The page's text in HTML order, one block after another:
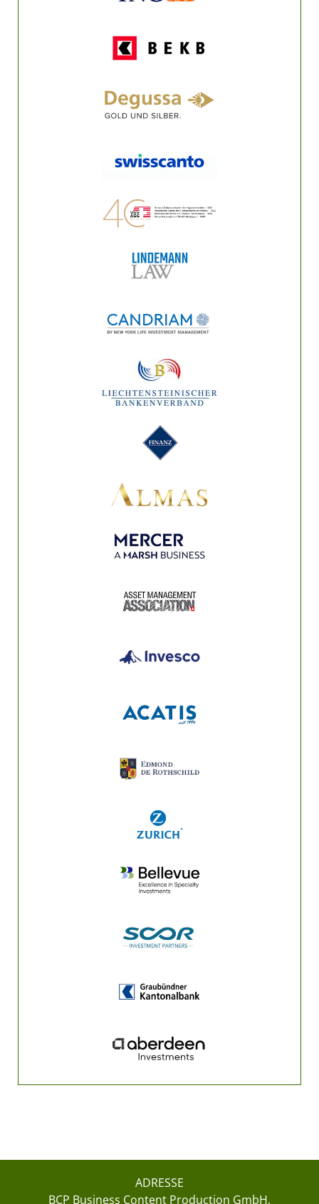
ADRESSE
BCP Business Content Production GmbH